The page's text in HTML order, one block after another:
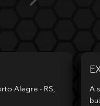
Alegre - RS,
A